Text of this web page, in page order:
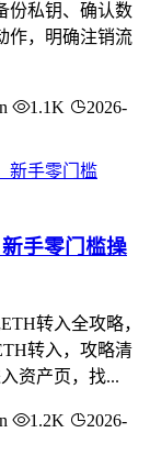
份私钥、确认数
作，明确注销流
1.1K
2026-
手零门槛操
转入全攻略，
转入，攻略清
资产页，找...
1.2K
2026-